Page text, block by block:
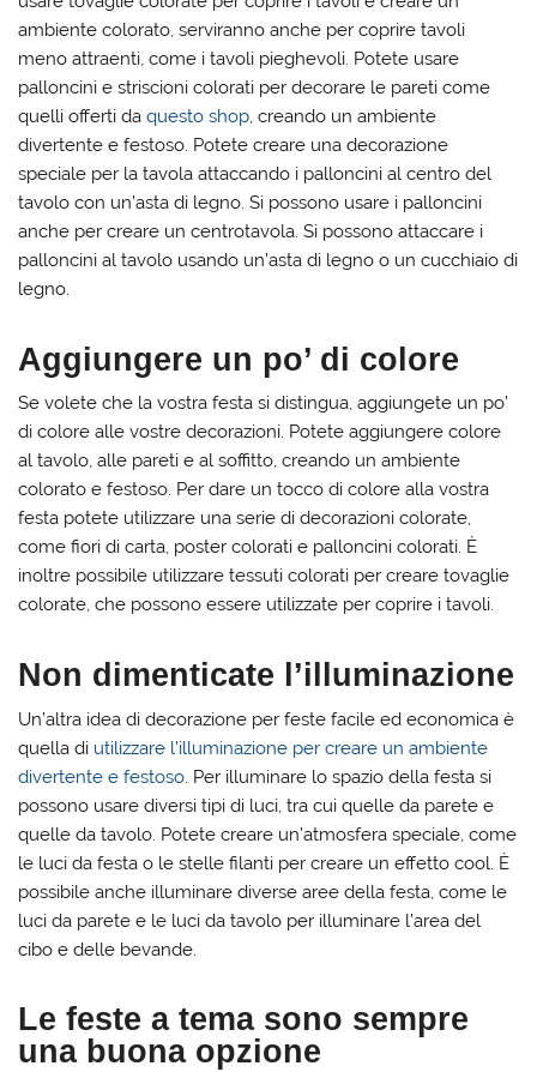
ambiente colorato, serviranno anche per coprire tavoli
meno attraenti, come i tavoli pieghevoli. Potete usare
palloncini e striscioni colorati per decorare le pareti come
quelli offerti daquesto shop, creando un ambiente
divertente e festoso. Potete creare una decorazione
speciale per la tavola attaccando i palloncini al centro del
tavolo con un’asta di legno. Si possono usare i palloncini
anche per creare un centrotavola. Si possono attaccare i
palloncini al tavolo usando un’asta di legno o un cucchiaio di
legno.
Aggiungere un po’ di colore
Se volete che la vostra festa si distingua, aggiungete un po’
di colore alle vostre decorazioni. Potete aggiungere colore
al tavolo, alle pareti e al soffitto, creando un ambiente
colorato e festoso. Per dare un tocco di colore alla vostra
festa potete utilizzare una serie di decorazioni colorate,
come fiori di carta, poster colorati e palloncini colorati. È
inoltre possibile utilizzare tessuti colorati per creare tovaglie
colorate, che possono essere utilizzate per coprire i tavoli.
Non dimenticate l’illuminazione
Un’altra idea di decorazione per feste facile ed economica è
quella di utilizzare l’illuminazione per creare un ambiente
divertente e festoso . Per illuminare lo spazio della festa si
possono usare diversi tipi di luci, tra cui quelle da parete e
quelle da tavolo. Potete creare un’atmosfera speciale, come
le luci da festa o le stelle filanti per creare un effetto cool. È
possibile anche illuminare diverse aree della festa, come le
luci da parete e le luci da tavolo per illuminare l’area del
cibo e delle bevande.
Le feste a tema sono sempre
una buona opzione